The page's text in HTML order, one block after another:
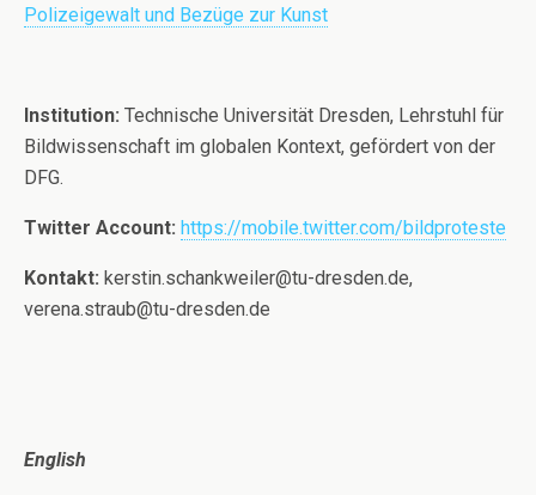
Polizeigewalt und Bezüge zur Kunst
Institution: Technische Universität Dresden, Lehrstuhl für
Bildwissenschaft im globalen Kontext, gefördert von der
DFG.
Twitter Account: https://mobile.twitter.com/bildproteste
Kontakt: kerstin.schankweiler@tu-dresden.de,
verena.straub@tu-dresden.de
English